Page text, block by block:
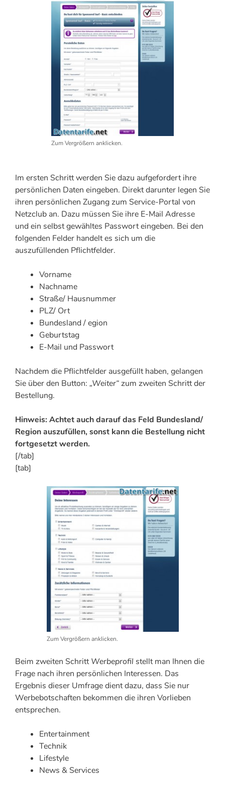
Zum Vergrößern anklicken.
Im ersten Schritt werden Sie dazu aufgefordert ihre
persönlichen Daten eingeben. Direkt darunter legen Sie
ihren persönlichen Zugang zum Service-Portal von
Netzclub an. Dazu müssen Sie ihre E-Mail Adresse
und ein selbst gewähltes Passwort eingeben. Bei den
folgenden Felder handelt es sich um die
auszufüllenden Pflichtfelder.
Vorname
Nachname
Straße/ Hausnummer
PLZ/ Ort
Bundesland / egion
Geburtstag
E-Mail und Passwort
Nachdem die Pflichtfelder ausgefüllt haben, gelangen
Sie über den Button: „Weiter“zum zweiten Schritt der
Bestellung.
Hinweis: Achtet auch darauf das Feld Bundesland/
Regionauszufüllen, sonst kann die Bestellung nicht
fortgesetzt werden.
[/tab]
[tab]
Zum Vergrößern anklicken.
Beim zweiten SchrittWerbeprofil stellt man Ihnen die
Frage nach ihren persönlichen Interessen. Das
Ergebnis dieser Umfrage dient dazu, dass Sie nur
Werbebotschaften bekommen die ihren Vorlieben
entsprechen.
Entertainment
Technik
Lifestyle
News & Services